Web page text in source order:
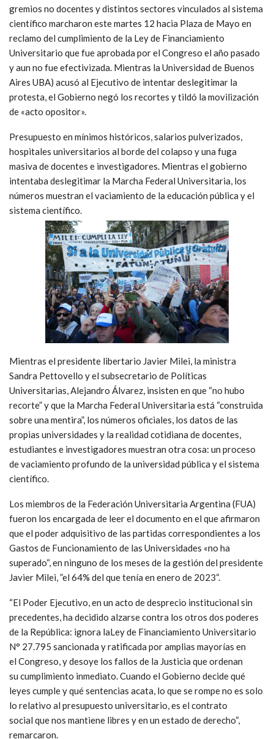
gremios no docentes y distintos sectores vinculados al sistema
científico marcharon este martes 12 hacia Plaza de Mayo en
reclamo del cumplimiento de la Ley de Financiamiento
Universitario que fue aprobada por el Congreso el año pasado
y aun no fue efectivizada. Mientras la Universidad de Buenos
Aires UBA) acusó al Ejecutivo de intentar deslegitimar la
protesta, el Gobierno negó los recortes y tildó la movilización
de «acto opositor».
Presupuesto en mínimos históricos, salarios pulverizados,
hospitales universitarios al borde del colapso y una fuga
masiva de docentes e investigadores. Mientras el gobierno
intentaba deslegitimar la Marcha Federal Universitaria, los
números muestran el vaciamiento de la educación pública y el
sistema científico.
Mientras el presidente libertario Javier Milei, la ministra
Sandra Pettovello y el subsecretario de Políticas
Universitarias, Alejandro Álvarez, insisten en que “no hubo
recorte” y que la Marcha Federal Universitaria está “construida
sobre una mentira”, los números oficiales, los datos de las
propias universidades y la realidad cotidiana de docentes,
estudiantes e investigadores muestran otra cosa: un proceso
de vaciamiento profundo de la universidad pública y el sistema
científico.
Los miembros de la Federación Universitaria Argentina (FUA)
fueron los encargada de leer el documento en el que afirmaron
que el poder adquisitivo de las partidas correspondientes a los
Gastos de Funcionamiento de las Universidades «no ha
superado“, en ninguno de los meses de la gestión del presidente
Javier Milei, ”el 64% del que tenía en enero de 2023“.
“El Poder Ejecutivo, en un acto de desprecio institucional sin
precedentes, ha decidido alzarse contra los otros dos poderes
de la República: ignora laLey de Financiamiento Universitario
N° 27.795 sancionada y ratificada por amplias mayorías en
el Congreso, y desoye los fallos de la Justicia que ordenan
su cumplimiento inmediato. Cuando el Gobierno decide qué
leyes cumple y qué sentencias acata, lo que se rompe no es solo
lo relativo al presupuesto universitario, es el contrato
social que nos mantiene libres y en un estado de derecho“,
remarcaron.